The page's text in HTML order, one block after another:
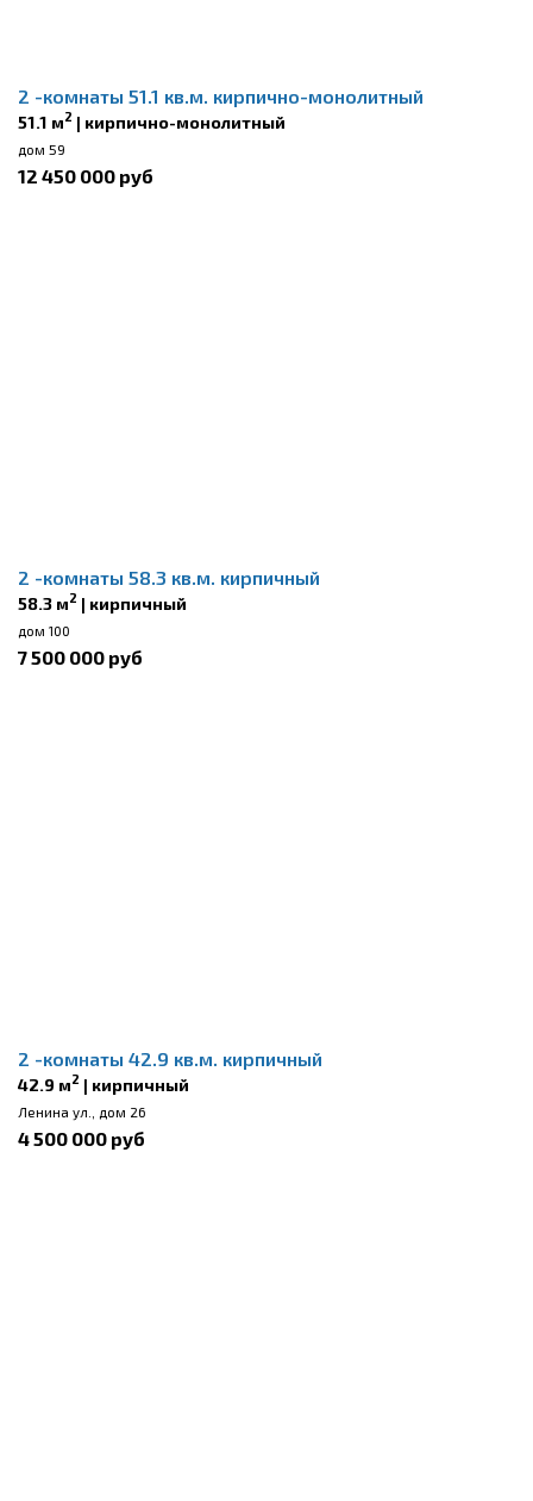
2 -комнаты 51.1 кв.м. кирпично-монолитный
51.1 м2 | кирпично-монолитный
дом 59
12 450 000 руб
2 -комнаты 58.3 кв.м. кирпичный
58.3 м2 | кирпичный
дом 100
7 500 000 руб
2 -комнаты 42.9 кв.м. кирпичный
42.9 м2 | кирпичный
Ленина ул., дом 26
4 500 000 руб